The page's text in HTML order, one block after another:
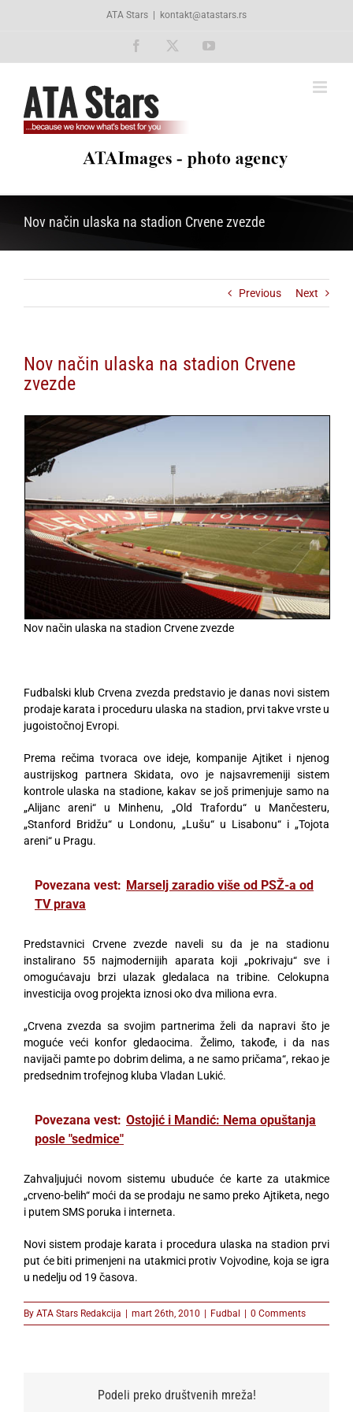
ATA Stars kontakt@atastars.rs
Facebook YouTube
Nov način ulaska na stadion Crvene zvezde
Previous Next
Nov način ulaska na stadion Crvene
zvezde
Nov način ulaska na stadion Crvene zvezde
Fudbalski klub Crvena zvezda predstavio je danas novi sistem
prodaje karata i proceduru ulaska na stadion, prvi takve vrste u
jugoistočnoj Evropi.
Prema rečima tvoraca ove ideje, kompanije Ajtiket i njenog
austrijskog partnera Skidata, ovo je najsavremeniji sistem
kontrole ulaska na stadione, kakav se još primenjuje samo na
„Alijanc areni“ u Minhenu, „Old Trafordu“ u Mančesteru,
„Stanford Bridžu“ u Londonu, „Lušu“ u Lisabonu“ i „Tojota
areni“ u Pragu.
Povezana vest: Marselj zaradio više od PSŽ-a od
TV prava
Predstavnici Crvene zvezde naveli su da je na stadionu
instalirano 55 najmodernijih aparata koji „pokrivaju“ sve i
omogućavaju brzi ulazak gledalaca na tribine. Celokupna
investicija ovog projekta iznosi oko dva miliona evra.
„Crvena zvezda sa svojim partnerima želi da napravi što je
moguće veći konfor gledaocima. Želimo, takođe, i da nas
navijači pamte po dobrim delima, a ne samo pričama“, rekao je
predsednim trofejnog kluba Vladan Lukić.
Povezana vest: Ostojić i Mandić: Nema opuštanja
posle "sedmice"
Zahvaljujući novom sistemu ubuduće će karte za utakmice
„crveno-belih“ moći da se prodaju ne samo preko Ajtiketa, nego
i putem SMS poruka i interneta.
Novi sistem prodaje karata i procedura ulaska na stadion prvi
put će biti primenjeni na utakmici protiv Vojvodine, koja se igra
u nedelju od 19 časova.
By ATA Stars Redakcija mart 26th, 2010 Fudbal 0 Comments
Podeli preko društvenih mreža!